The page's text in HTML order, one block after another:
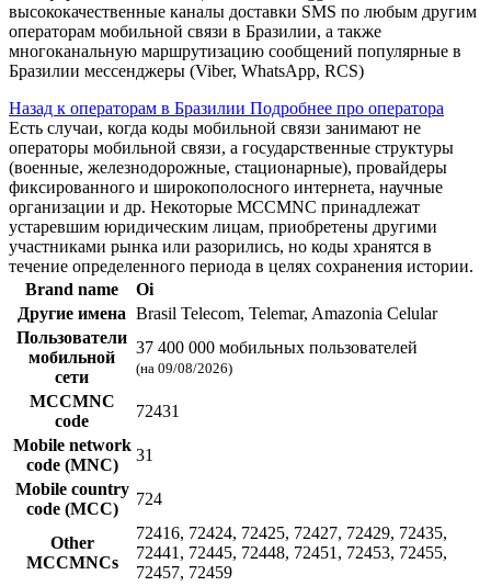
высококачественные каналы доставки SMS по любым другим
операторам мобильной связи в Бразилии, а также
многоканальную маршрутизацию сообщений популярные в
Бразилии мессенджеры (Viber, WhatsApp, RCS)
Назад к операторам в Бразилии Подробнее про оператора
Есть случаи, когда коды мобильной связи занимают не
операторы мобильной связи, а государственные структуры
(военные, железнодорожные, стационарные), провайдеры
фиксированного и широкополосного интернета, научные
организации и др. Некоторые MCCMNC принадлежат
устаревшим юридическим лицам, приобретены другими
участниками рынка или разорились, но коды хранятся в
течение определенного периода в целях сохранения истории.
Brand name
Oi
Другие имена Brasil Telecom, Telemar, Amazonia Celular
Пользователи
мобильной
сети
37 400 000 мобильных пользователей
(на 09/08/2026)
MCCMNC
code
72431
Mobile network
code (MNC)
31
Mobile country
code (MCC)
724
Other
MCCMNCs
72416, 72424, 72425, 72427, 72429, 72435,
72441, 72445, 72448, 72451, 72453, 72455,
72457, 72459